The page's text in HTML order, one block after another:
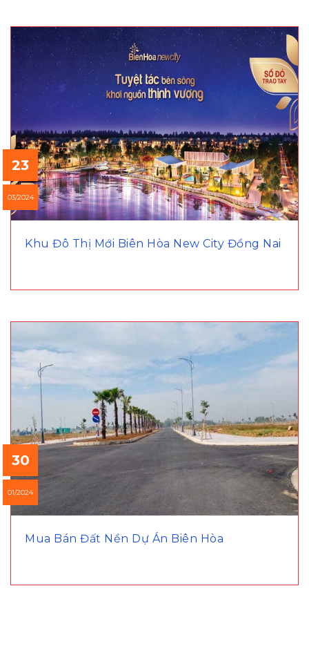
23
03/2024
Khu Đô Thị Mới Biên Hòa New City Đồng Nai
30
01/2024
Mua Bán Đất Nền Dự Án Biên Hòa